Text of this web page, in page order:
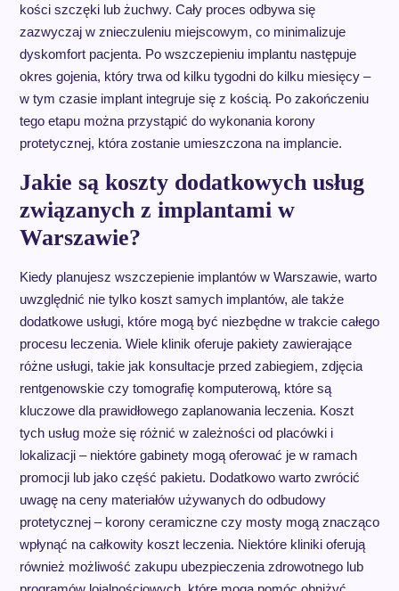
kości szczęki lub żuchwy. Cały proces odbywa się
zazwyczaj w znieczuleniu miejscowym, co minimalizuje
dyskomfort pacjenta. Po wszczepieniu implantu następuje
okres gojenia, który trwa od kilku tygodni do kilku miesięcy –
w tym czasie implant integruje się z kością. Po zakończeniu
tego etapu można przystąpić do wykonania korony
protetycznej, która zostanie umieszczona na implancie.
Jakie są koszty dodatkowych usług
związanych z implantami w
Warszawie?
Kiedy planujesz wszczepienie implantów w Warszawie, warto
uwzględnić nie tylko koszt samych implantów, ale także
dodatkowe usługi, które mogą być niezbędne w trakcie całego
procesu leczenia. Wiele klinik oferuje pakiety zawierające
różne usługi, takie jak konsultacje przed zabiegiem, zdjęcia
rentgenowskie czy tomografię komputerową, które są
kluczowe dla prawidłowego zaplanowania leczenia. Koszt
tych usług może się różnić w zależności od placówki i
lokalizacji – niektóre gabinety mogą oferować je w ramach
promocji lub jako część pakietu. Dodatkowo warto zwrócić
uwagę na ceny materiałów używanych do odbudowy
protetycznej – korony ceramiczne czy mosty mogą znacząco
wpłynąć na całkowity koszt leczenia. Niektóre kliniki oferują
również możliwość zakupu ubezpieczenia zdrowotnego lub